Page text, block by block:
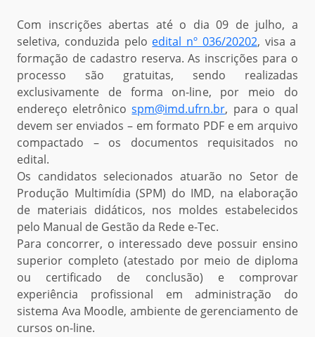
Com inscrições abertas até o dia 09 de julho, a
seletiva, conduzida pelo edital nº 036/20202, visa a
formação de cadastro reserva. As inscrições para o
processo são gratuitas, sendo realizadas
exclusivamente de forma on-line, por meio do
endereço eletrônicospm@imd.ufrn.br, para o qual
devem ser enviados – em formato PDF e em arquivo
compactado – os documentos requisitados no
edital.
Os candidatos selecionados atuarão no Setor de
Produção Multimídia (SPM) do IMD, na elaboração
de materiais didáticos, nos moldes estabelecidos
pelo Manual de Gestão da Rede e-Tec.
Para concorrer, o interessado deve possuir ensino
superior completo (atestado por meio de diploma
ou certificado de conclusão) e comprovar
experiência profissional em administração do
sistema Ava Moodle, ambiente de gerenciamento de
cursos on-line.